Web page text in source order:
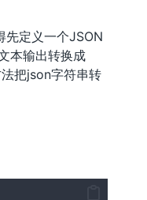
先定义一个JSON
本输出转换成
把json字符串转